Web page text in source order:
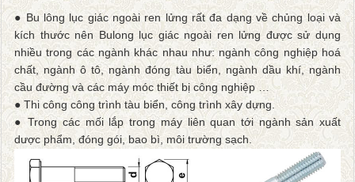
● Bu lông lục giác ngoài ren lửng rất đa dạng về chủng loại và
kích thước nên Bulong lục giác ngoài ren lửng được sử dụng
nhiều trong các ngành khác nhau như: ngành công nghiệp hoá
chất, ngành ô tô, ngành đóng tàu biển, ngành dầu khí, ngành
cầu đường và các máy móc thiết bị công nghiệp …
● Thi công công trình tàu biển, công trình xây dựng.
● Trong các mối lắp trong máy liên quan tới ngành sản xuất
dược phẩm, đóng gói, bao bì, môi trường sạch.